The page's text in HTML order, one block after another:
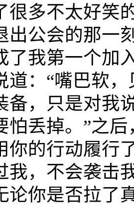
很多不太好笑
出公会的那一
了我第一个加
道：“嘴巴软
备，只是对我
怕丢掉。”之
你的行动履行
我，不会袭击
论你是否拉了